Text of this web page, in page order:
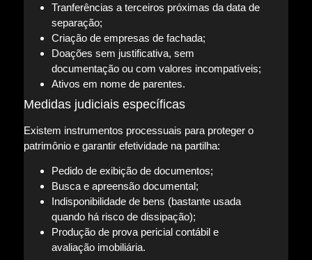
Tranferências a terceiros próximas da data de
separação;
Criação de empresas de fachada;
Doações sem justificativa, sem
documentação ou com valores incompatíveis;
Ativos em nome de parentes.
Medidas judiciais específicas
Existem instrumentos processuais para proteger o
patrimônio e garantir efetividade na partilha:
Pedido de exibição de documentos;
Busca e apreensão documental;
Indisponibilidade de bens (bastante usada
quando há risco de dissipação);
Produção de prova pericial contábil e
avaliação imobiliária.